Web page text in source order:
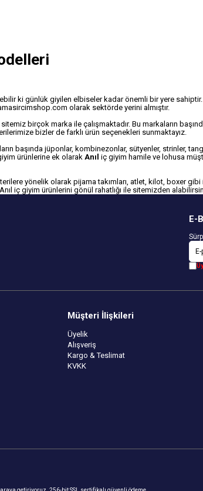
ki günlük giyilen elbiseler kadar önemli bir yere
olarak sektörde yerini almıştır.
birçok marka ile çalışmaktadır. Bu markaların
bizler de farklı ürün seçenekleri sunmaktayız.
jüponlar, kombinezonlar, sütyenler, strinler,
ürünlerine ek olarak Anıl iç giyim hamile ve lohusa
yönelik olarak pijama takımları, atlet, kilot, boxer gibi
iç giyim ürünlerini gönül rahatlığı ile sitemizden
E-
Müşteri İlişkileri
Üyelik
Alışveriş
Kargo & Teslimat
KVKK